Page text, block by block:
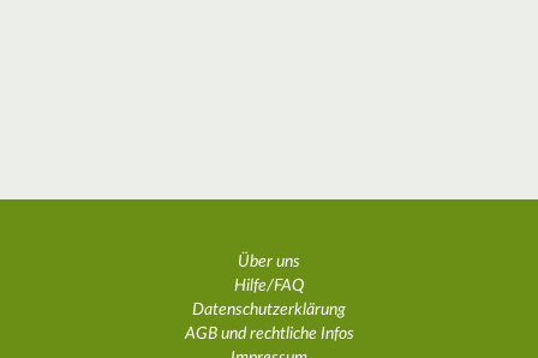
Über uns
Hilfe/FAQ
Datenschutzerklärung
AGB und rechtliche Infos